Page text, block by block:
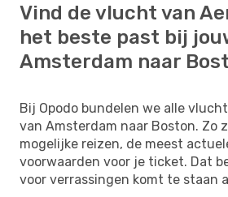
Vind de vlucht van
het beste past bij
Amsterdam naar
Bij Opodo bundelen we alle
van Amsterdam naar Boston. Zo
mogelijke reizen, de meest
voorwaarden voor je ticket. Dat
voor verrassingen komt te staan